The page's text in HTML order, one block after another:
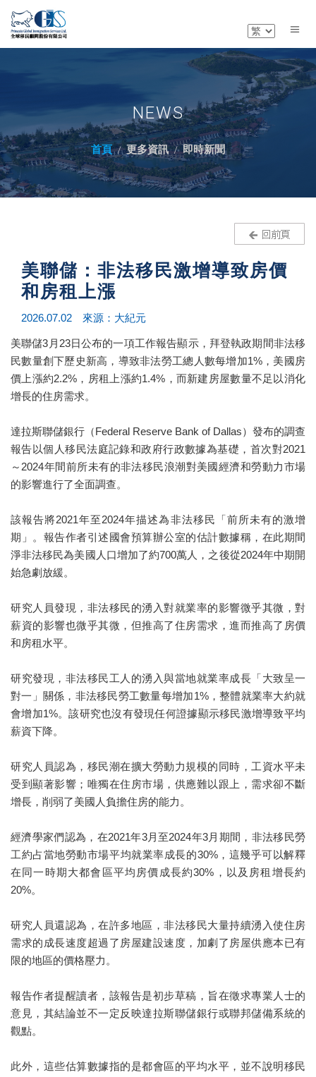
NEWS
首頁 更多資訊 即時新聞
美聯儲：非法移民激增導致房價
和房租上漲
2026.07.02 來源：大紀元
美聯儲3月23日公布的一項工作報告顯示，拜登執政期間非法移
民數量創下歷史新高，導致非法勞工總人數每增加1%，美國房
價上漲約2.2%，房租上漲約1.4%，而新建房屋數量不足以消化
增長的住房需求。
達拉斯聯儲銀行（Federal Reserve Bank of Dallas）發布的調查
報告以個人移民法庭記錄和政府行政數據為基礎，首次對2021
～2024年間前所未有的非法移民浪潮對美國經濟和勞動力市場
的影響進行了全面調查。
該報告將2021年至2024年描述為非法移民「前所未有的激增
期」。報告作者引述國會預算辦公室的估計數據稱，在此期間
淨非法移民為美國人口增加了約700萬人，之後從2024年中期開
始急劇放緩。
研究人員發現，非法移民的湧入對就業率的影響微乎其微，對
薪資的影響也微乎其微，但推高了住房需求，進而推高了房價
和房租水平。
研究發現，非法移民工人的湧入與當地就業率成長「大致呈一
對一」關係，非法移民勞工數量每增加1%，整體就業率大約就
會增加1%。該研究也沒有發現任何證據顯示移民激增導致平均
薪資下降。
研究人員認為，移民潮在擴大勞動力規模的同時，工資水平未
受到顯著影響；唯獨在住房市場，供應難以跟上，需求卻不斷
增長，削弱了美國人負擔住房的能力。
經濟學家們認為，在2021年3月至2024年3月期間，非法移民勞
工約占當地勞動市場平均就業率成長的30%，這幾乎可以解釋
在同一時期大都會區平均房價成長約30%，以及房租增長約
20%。
研究人員還認為，在許多地區，非法移民大量持續湧入使住房
需求的成長速度超過了房屋建設速度，加劇了房屋供應本已有
限的地區的價格壓力。
報告作者提醒讀者，該報告是初步草稿，旨在徵求專業人士的
意見，其結論並不一定反映達拉斯聯儲銀行或聯邦儲備系統的
觀點。
此外，這些估算數據指的是都會區的平均水平，並不說明移民